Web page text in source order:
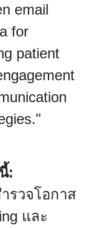
email
for
patient
:
รวจโอกาส
และ